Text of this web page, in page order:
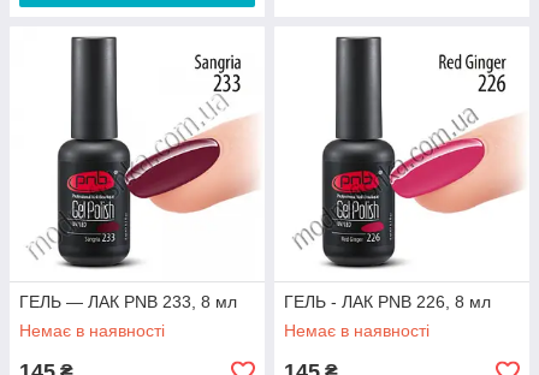
ГЕЛЬ — ЛАК PNB 233, 8 мл
Немає в наявності
ГЕЛЬ - ЛАК PNB 226, 8 мл
Немає в наявності